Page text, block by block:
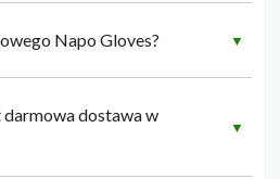
Napo Gloves? ▼
dostawa w
▼